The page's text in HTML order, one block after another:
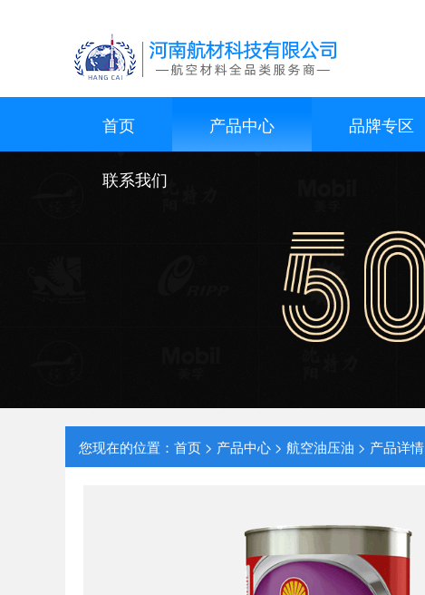
首页 产品中心 品牌专区
联系我们
您现在的位置： 首页 > 产品中心 > 航空油压油 > 产品详情